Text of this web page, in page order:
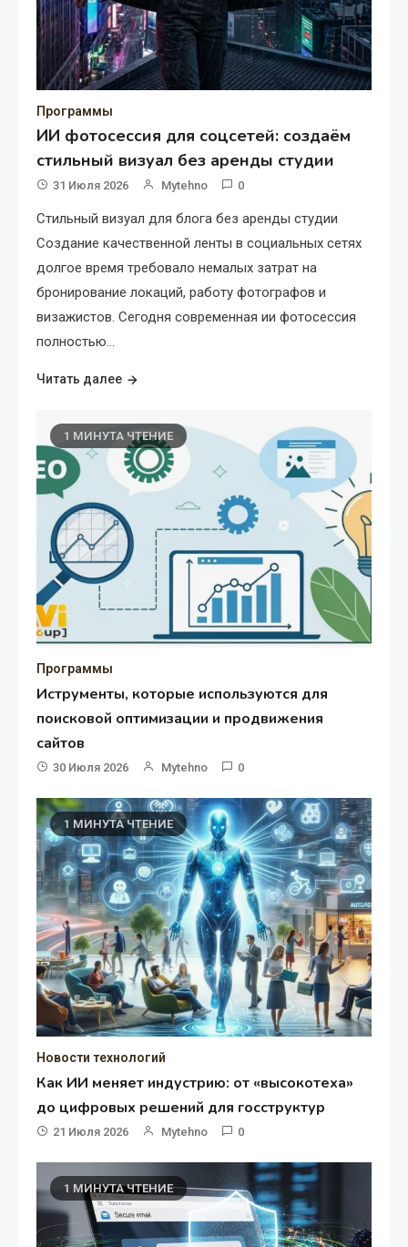
Программы
ИИ фотосессия для соцсетей: создаём
стильный визуал без аренды студии
31 Июля 2026 Mytehno 0
Стильный визуал для блога без аренды студии
Создание качественной ленты в социальных сетях
долгое время требовало немалых затрат на
бронирование локаций, работу фотографов и
визажистов. Сегодня современная ии фотосессия
полностью…
Читать далее
1 МИНУТА ЧТЕНИЕ
Программы
Иструменты, которые используются для
поисковой оптимизации и продвижения
сайтов
30 Июля 2026 Mytehno 0
1 МИНУТА ЧТЕНИЕ
Новости технологий
Как ИИ меняет индустрию: от «высокотеха»
до цифровых решений для госструктур
21 Июля 2026 Mytehno 0
1 МИНУТА ЧТЕНИЕ